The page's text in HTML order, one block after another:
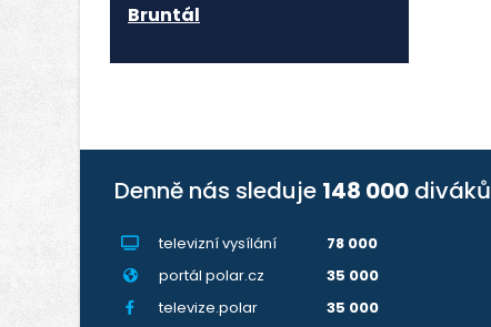
Bruntál
Denně nás sleduje 148 000 diváků
televizní vysílání
78 000
portál polar.cz
35 000
televize.polar
35 000